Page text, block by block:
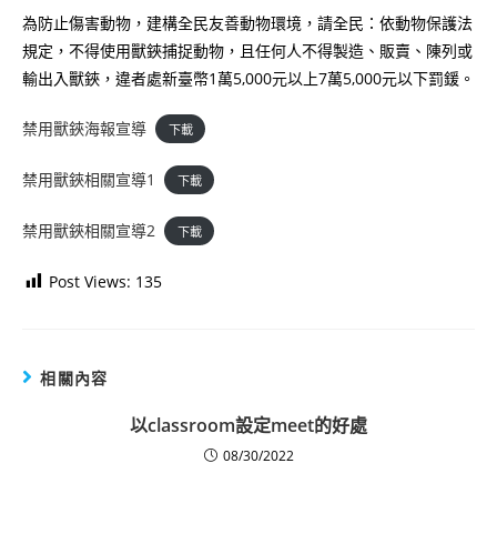
為防止傷害動物，建構全民友善動物環境，請全民：依動物保護法
規定，不得使用獸鋏捕捉動物，且任何人不得製造、販賣、陳列或
輸出入獸鋏，違者處新臺幣1萬5,000元以上7萬5,000元以下罰鍰。
禁用獸鋏海報宣導 下載
禁用獸鋏相關宣導1 下載
禁用獸鋏相關宣導2 下載
Post Views: 135
相關內容
以classroom設定meet的好處
08/30/2022